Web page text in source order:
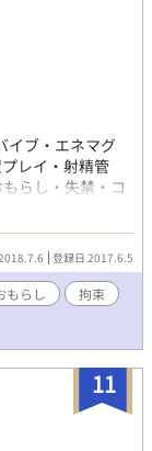
イブ・エネマグ
レイ・射精管
らし・失禁・コ
2人は両思いで
登録日 2017.6.5
もらし
拘束
11